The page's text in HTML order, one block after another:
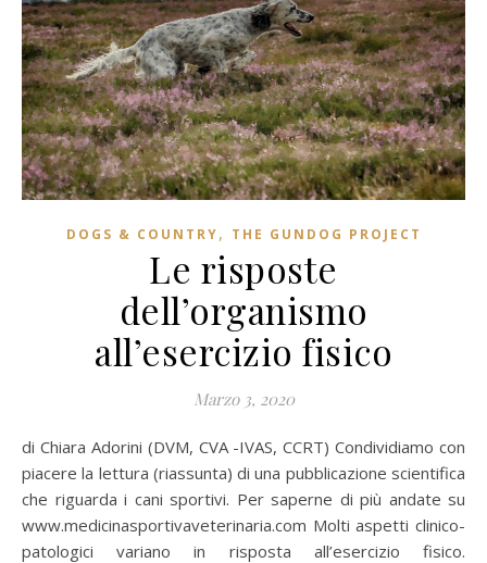
DOGS & COUNTRY, THE GUNDOG PROJECT
Le risposte
dell’organismo
all’esercizio fisico
Marzo 3, 2020
di Chiara Adorini (DVM, CVA -IVAS, CCRT) Condividiamo con
piacere la lettura (riassunta) di una pubblicazione scientifica
che riguarda i cani sportivi. Per saperne di più andate su
www.medicinasportivaveterinaria.com Molti aspetti clinico-
patologici variano in risposta all’esercizio fisico.